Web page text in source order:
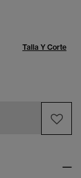
Talla Y Corte